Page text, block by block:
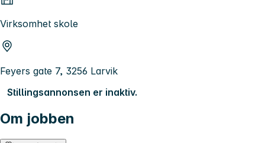
Virksomhet skole
Feyers gate 7, 3256 Larvik
Stillingsannonsen er inaktiv.
Om jobben